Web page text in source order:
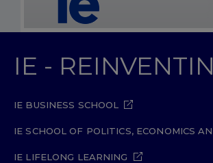
IE -
IE BUSINESS SCHOOL
IE SCHOOL OF POLITICS, ECONOMICS
IE LIFELONG LEARNING